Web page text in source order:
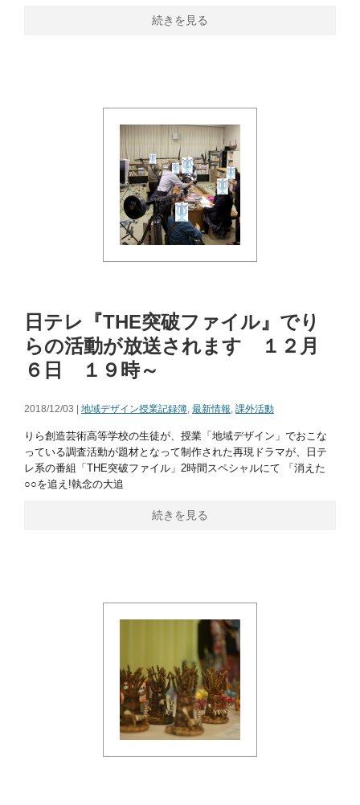
続きを見る
日テレ『THE突破ファイル』でり
らの活動が放送されます １２月
６日 １９時～
2018/12/03 | 地域デザイン授業記録簿, 最新情報, 課外活動
りら創造芸術高等学校の生徒が、授業「地域デザイン」でおこな
っている調査活動が題材となって制作された再現ドラマが、日テ
レ系の番組「THE突破ファイル」2時間スペシャルにて 「消えた
○○を追え!執念の大追
続きを見る